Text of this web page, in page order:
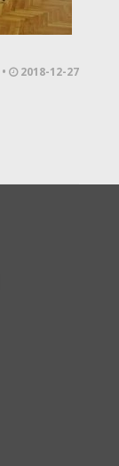
• 2018-12-27